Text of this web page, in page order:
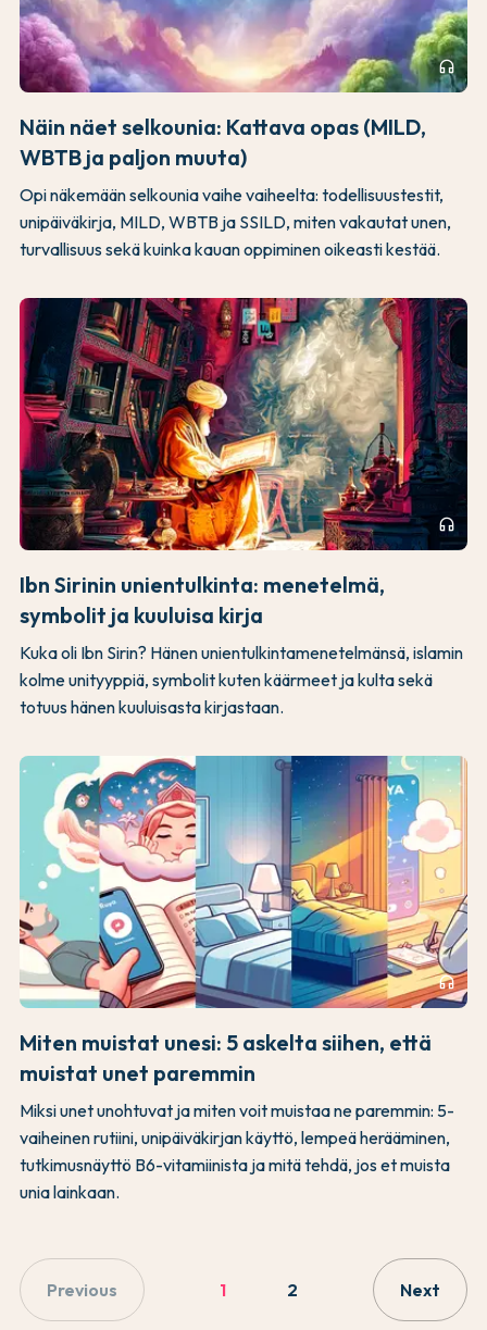
headphones
Näin näet selkounia: Kattava opas (MILD,
WBTB ja paljon muuta)
Opi näkemään selkounia vaihe vaiheelta: todellisuustestit,
unipäiväkirja, MILD, WBTB ja SSILD, miten vakautat unen,
turvallisuus sekä kuinka kauan oppiminen oikeasti kestää.
headphones
Ibn Sirinin unientulkinta: menetelmä,
symbolit ja kuuluisa kirja
Kuka oli Ibn Sirin? Hänen unientulkintamenetelmänsä, islamin
kolme unityyppiä, symbolit kuten käärmeet ja kulta sekä
totuus hänen kuuluisasta kirjastaan.
headphones
Miten muistat unesi: 5 askelta siihen, että
muistat unet paremmin
Miksi unet unohtuvat ja miten voit muistaa ne paremmin: 5-
vaiheinen rutiini, unipäiväkirjan käyttö, lempeä herääminen,
tutkimusnäyttö B6-vitamiinista ja mitä tehdä, jos et muista
unia lainkaan.
Previous 1 2 Next